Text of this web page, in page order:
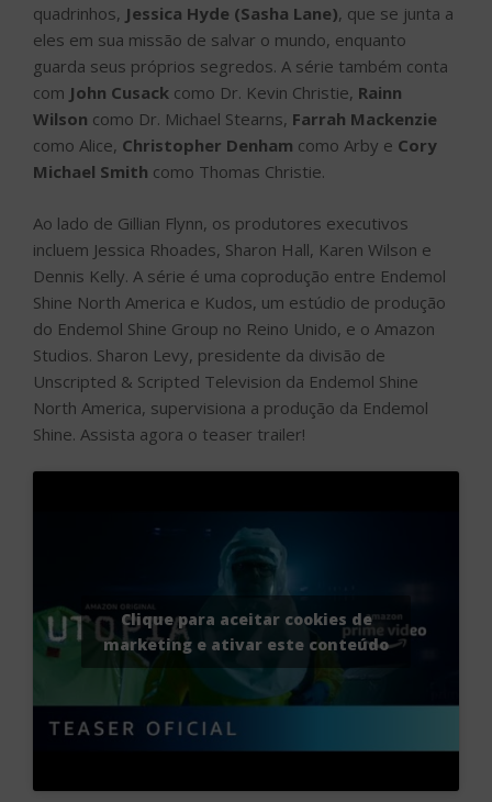
quadrinhos, Jessica Hyde (Sasha Lane), que se junta a
eles em sua missão de salvar o mundo, enquanto
guarda seus próprios segredos. A série também conta
com John Cusack como Dr. Kevin Christie, Rainn
Wilson como Dr. Michael Stearns, Farrah Mackenzie
como Alice, Christopher Denham como Arby e Cory
Michael Smith como Thomas Christie.
Ao lado de Gillian Flynn, os produtores executivos
incluem Jessica Rhoades, Sharon Hall, Karen Wilson e
Dennis Kelly. A série é uma coprodução entre Endemol
Shine North America e Kudos, um estúdio de produção
do Endemol Shine Group no Reino Unido, e o Amazon
Studios. Sharon Levy, presidente da divisão de
Unscripted & Scripted Television da Endemol Shine
North America, supervisiona a produção da Endemol
Shine. Assista agora o teaser trailer!
Clique para aceitar cookies de
marketing e ativar este conteúdo